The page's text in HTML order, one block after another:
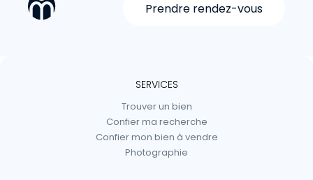
Prendre rendez-vous
SERVICES
Trouver un bien
Confier ma recherche
Confier mon bien à vendre
Photographie